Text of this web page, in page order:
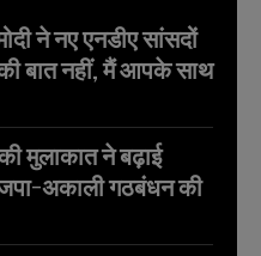
ने नए एनडीए सांसदों
बात नहीं, मैं आपके साथ
मुलाकात ने बढ़ाई
अकाली गठबंधन की